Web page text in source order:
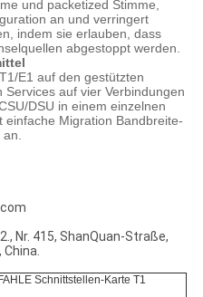
und packetized Stimme,
an und verringert
indem sie erlauben, dass
abgestoppt werden.
E1 auf den gestützten
auf vier Verbindungen
DSU in einem einzelnen
einfache Migration Bandbreite-
an.
Nr. 415, ShanQuan-Straße,
Schnittstellen-Karte T1